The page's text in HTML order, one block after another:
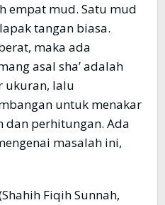
empat mud. Satu mud
tangan biasa.
maka ada
asal sha’ adalah
ukuran, lalu
untuk menakar
dan perhitungan. Ada
masalah ini,
Fiqih Sunnah,